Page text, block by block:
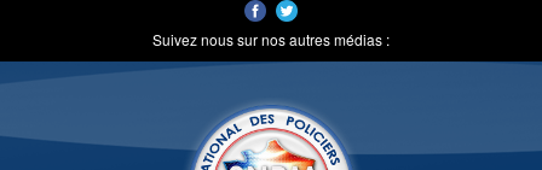
Suivez nous sur nos autres médias :